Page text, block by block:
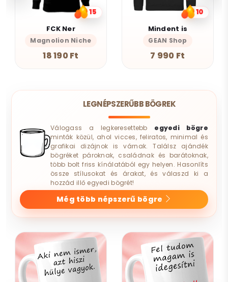
15
FCK Ner
Magnolion Niche
18 190 Ft
10
Mindent is
GEAN Shop
7 990 Ft
LEGNÉPSZERŰBB BÖGREK
Válogass a legkeresettebb egyedi bögre
minták közül, ahol vicces, feliratos, minimal és
grafikai dizájnok is várnak. Találsz ajándék
bögréket pároknak, családnak és barátoknak,
több bolt friss kínálatából egy helyen. Hasonlíts
össze stílusokat és árakat, és válaszd ki a
hozzád illő egyedi bögrét!
Még több népszerű bögre